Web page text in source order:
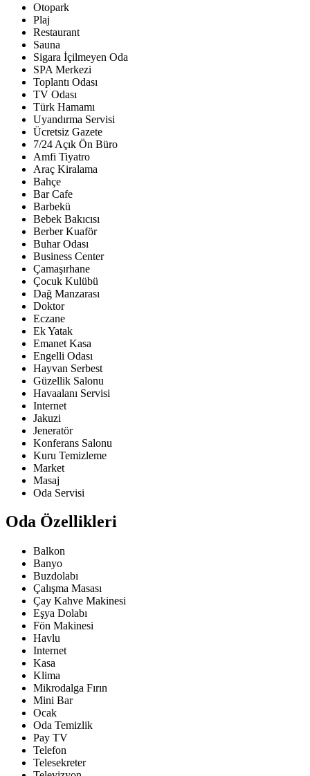
Otopark
Plaj
Restaurant
Sauna
Sigara İçilmeyen Oda
SPA Merkezi
Toplantı Odası
TV Odası
Türk Hamamı
Uyandırma Servisi
Ücretsiz Gazete
7/24 Açık Ön Büro
Amfi Tiyatro
Araç Kiralama
Bahçe
Bar Cafe
Barbekü
Bebek Bakıcısı
Berber Kuaför
Buhar Odası
Business Center
Çamaşırhane
Çocuk Kulübü
Dağ Manzarası
Doktor
Eczane
Ek Yatak
Emanet Kasa
Engelli Odası
Hayvan Serbest
Güzellik Salonu
Havaalanı Servisi
Internet
Jakuzi
Jeneratör
Konferans Salonu
Kuru Temizleme
Market
Masaj
Oda Servisi
Oda Özellikleri
Balkon
Banyo
Buzdolabı
Çalışma Masası
Çay Kahve Makinesi
Eşya Dolabı
Fön Makinesi
Havlu
Internet
Kasa
Klima
Mikrodalga Fırın
Mini Bar
Ocak
Oda Temizlik
Pay TV
Telefon
Telesekreter